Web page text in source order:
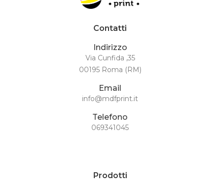
Contatti
Indirizzo
Via Cunfida ,35
00195 Roma (RM)
Email
info@mdfprint.it
Telefono
069341045
Prodotti